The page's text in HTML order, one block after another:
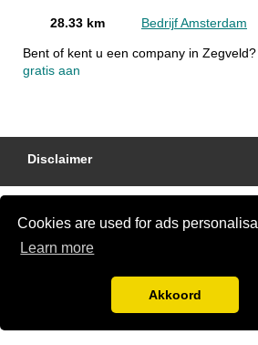
Cookies are used for ads
Learn more
Akkoord
28.33 km Bedrijf Amsterdam
Bent of kent u een company in Zegveld?
gratis aan
Disclaimer